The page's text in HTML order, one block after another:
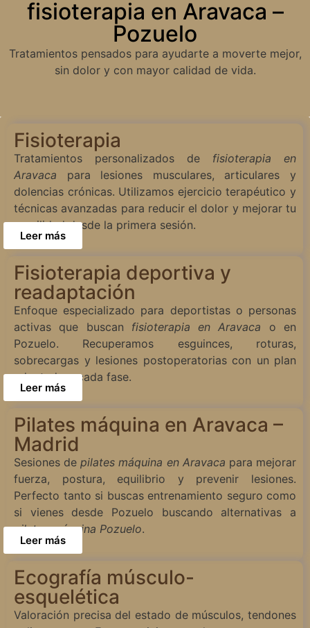
fisioterapia en Aravaca –
Pozuelo
Tratamientos pensados para ayudarte a moverte mejor,
sin dolor y con mayor calidad de vida.
Fisioterapia
Tratamientos personalizados de fisioterapia en
Aravaca para lesiones musculares, articulares y
dolencias crónicas. Utilizamos ejercicio terapéutico y
técnicas avanzadas para reducir el dolor y mejorar tu
movilidad desde la primera sesión.
Leer más
Fisioterapia deportiva y
readaptación
Enfoque especializado para deportistas o personas
activas que buscan fisioterapia en Aravaca o en
Pozuelo. Recuperamos esguinces, roturas,
sobrecargas y lesiones postoperatorias con un plan
adaptado a cada fase.
Leer más
Pilates máquina en Aravaca –
Madrid
Sesiones depilates máquina en Aravaca para mejorar
fuerza, postura, equilibrio y prevenir lesiones.
Perfecto tanto si buscas entrenamiento seguro como
si vienes desde Pozuelo buscando alternativas a
pilates máquina Pozuelo.
Leer más
Ecografía músculo-
esquelética
Valoración precisa del estado de músculos, tendones